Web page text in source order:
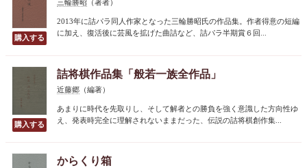
三輪勝昭 （著者）
2013年に詰パラ同人作家となった三輪勝昭氏の作品集。作者得意の短編
に加え、復活後に芸風を拡げた曲詰など、詰パラ半期賞６回...
詰将棋作品集「般若一族全作品」
近藤郷 （編著）
あまりに時代を先取りし、そして解者との勝負を強く意識した方向性ゆ
え、発表時完全に理解されないままだった、伝説の詰将棋創作集...
からくり箱